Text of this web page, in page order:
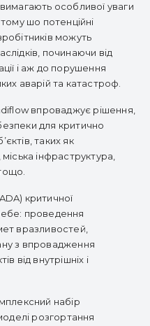
особливої ​​уваги
шо потенційні
можуть
починаючи від
і аж до порушення
аварій та катастроф.
впроваджує рішення,
для критично
таких як
інфраструктура,
критичної
проведення
вразливостей,
з впровадження
від внутрішніх і
набір
розгортання